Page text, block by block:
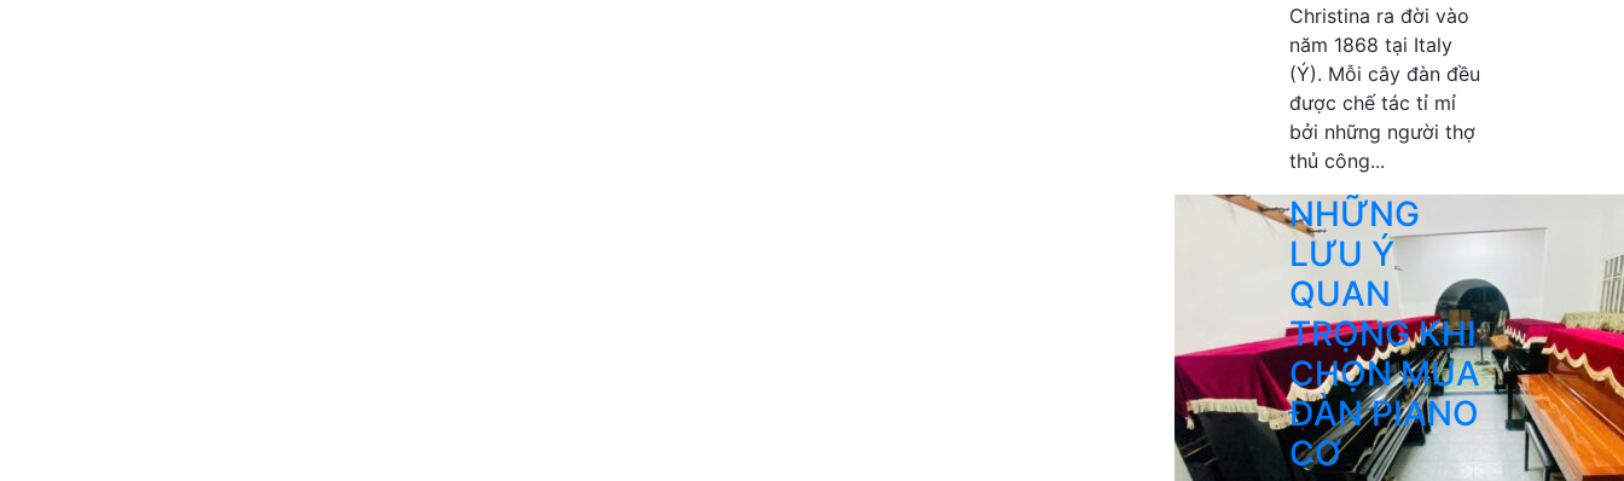
Christina ra đời vào
năm 1868 tại Italy
(Ý). Mỗi cây đàn đều
được chế tác tỉ mỉ
bởi những người thợ
thủ công...
NHỮNG
LƯU Ý
QUAN
TRỌNG KHI
CHỌN MUA
ĐÀN PIANO
CƠ